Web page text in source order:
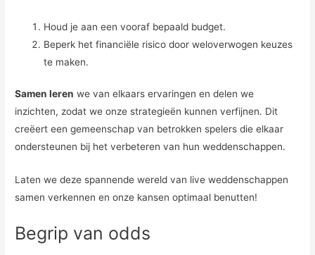
Houd je aan een vooraf bepaald budget.
Beperk het financiële risico door weloverwogen keuzes
te maken.
Samen leren we van elkaars ervaringen en delen we
inzichten, zodat we onze strategieën kunnen verfijnen. Dit
creëert een gemeenschap van betrokken spelers die elkaar
ondersteunen bij het verbeteren van hun weddenschappen.
Laten we deze spannende wereld van live weddenschappen
samen verkennen en onze kansen optimaal benutten!
Begrip van odds